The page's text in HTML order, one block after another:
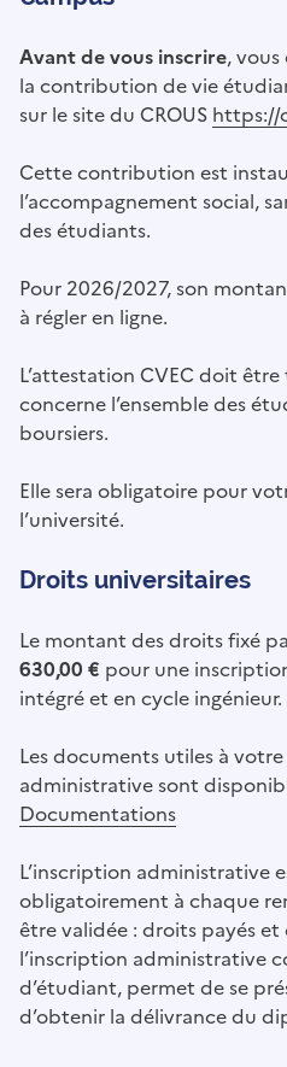
Avant de vous inscrire,
la contribution de vie
sur le site du CROUS https://
Cette contribution est
l’accompagnement social,
des étudiants.
Pour 2026/2027, son
à régler en ligne.
L’attestation CVEC doit
concerne l’ensemble des
boursiers.
Elle sera obligatoire pour
l’université.
Droits universitaires
Le montant des droits fixé
630,00 € pour une
intégré et en cycle ingénieur.
Les documents utiles à
administrative sont
Documentations
L’inscription administrative
obligatoirement à chaque
être validée : droits payés et
l’inscription administrative
d’étudiant, permet de se
d’obtenir la délivrance du